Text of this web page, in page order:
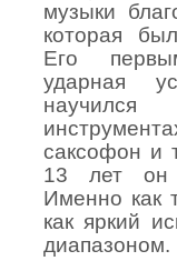
музыки
которая
Его
ударная
саксофон и
13 лет он
Именно как
как яркий
диапазоном.